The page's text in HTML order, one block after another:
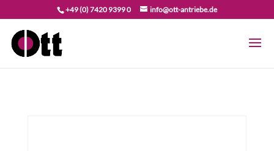
+49 (0) 7420 9399 0 info@ott-antriebe.de